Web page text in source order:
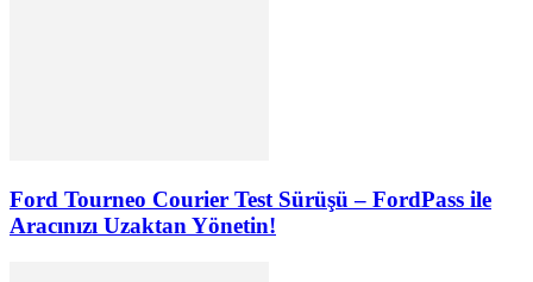
Ford Tourneo Courier Test Sürüşü – FordPass ile
Aracınızı Uzaktan Yönetin!